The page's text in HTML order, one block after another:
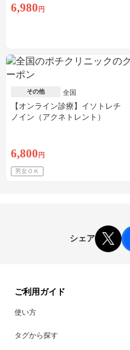
6,980 円
その他 全国
【オンライン診療】イソトレチ
ノイン（アクネトレント）
6,800 円
男女ＯＫ
シェア
ご利用ガイド
使い方
タグから探す